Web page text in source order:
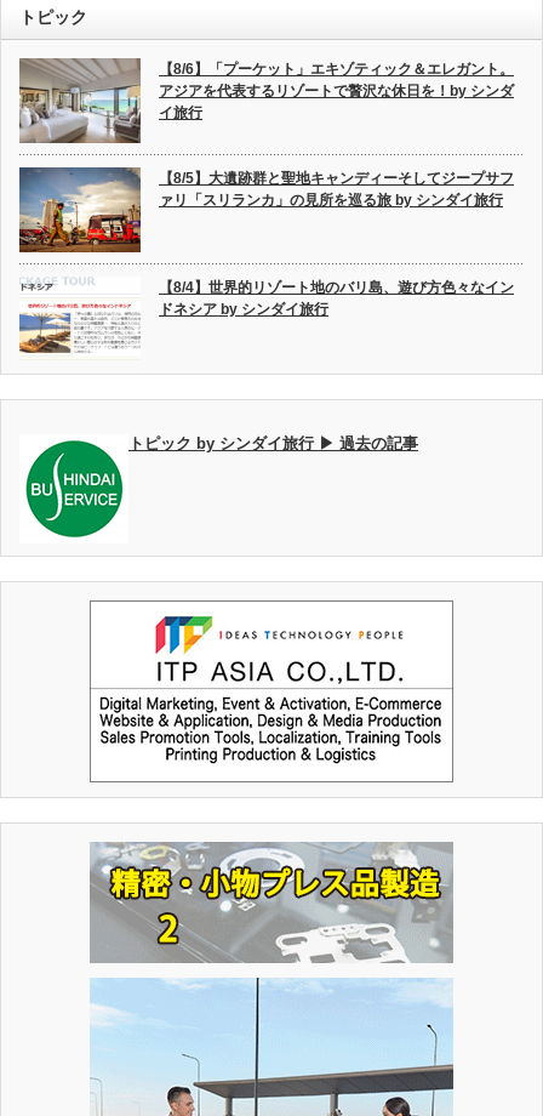
トピック
【8/6】「プーケット」エキゾティック＆エレガント。
アジアを代表するリゾートで贅沢な休日を！by シンダ
イ旅行
【8/5】大遺跡群と聖地キャンディーそしてジープサフ
ァリ「スリランカ」の見所を巡る旅 by シンダイ旅行
【8/4】世界的リゾート地のバリ島、遊び方色々なイン
ドネシア by シンダイ旅行
トピック by シンダイ旅行 ▶ 過去の記事